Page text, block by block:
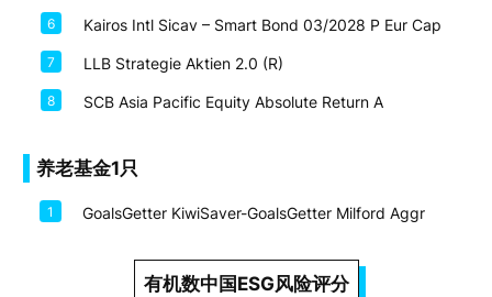
6 Kairos Intl Sicav – Smart Bond 03/2028 P Eur Cap
7 LLB Strategie Aktien 2.0 (R)
8 SCB Asia Pacific Equity Absolute Return A
养老基金1只
1 GoalsGetter KiwiSaver-GoalsGetter Milford Aggr
有机数中国ESG风险评分